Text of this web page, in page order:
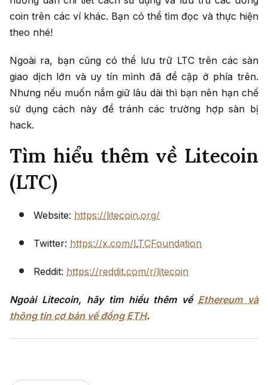
coin trên các ví khác. Bạn có thể tìm đọc và thực hiện
theo nhé!
Ngoài ra, bạn cũng có thể lưu trữ LTC trên các sàn
giao dịch lớn và uy tín mình đã đề cập ở phía trên.
Nhưng nếu muốn nắm giữ lâu dài thì bạn nên hạn chế
sử dụng cách này để tránh các trường hợp sàn bị
hack.
Tìm hiểu thêm về Litecoin
(LTC)
Website: https://litecoin.org/
Twitter: https://x.com/LTCFoundation
Reddit: https://reddit.com/r/litecoin
Ngoài Litecoin, hãy tìm hiểu thêm về Ethereum và
thông tin cơ bản về đồng ETH.